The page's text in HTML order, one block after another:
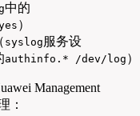
中的
）
syslog服务设
authinfo.* /dev/log ）
Management
：